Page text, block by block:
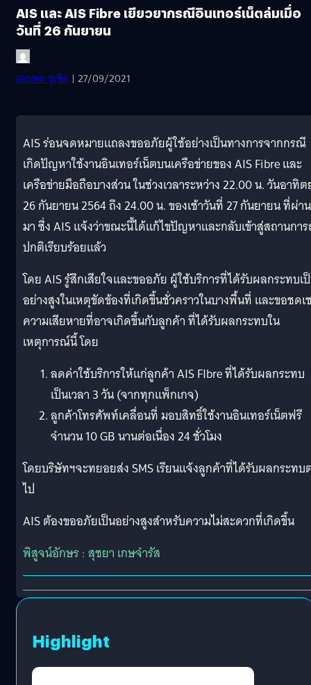
AIS และ AIS Fibre เยียวยากรณีอินเทอร์เน็ตล่มเมื่อ
วันที่ 26 กันยายน
เอกพล ชูเชิด | 27/09/2021
AIS ร่อนจดหมายแถลงขออภัยผู้ใช้อย่างเป็นทางการจากกรณี
เกิดปัญหาใช้งานอินเทอร์เน็ตบนเครือข่ายของ AIS Fibre และ
เครือข่ายมือถือบางส่วน ในช่วงเวลาระหว่าง 22.00 น. วันอาทิ
26 กันยายน 2564 ถึง 24.00 น. ของเช้าวันที่ 27 กันยายน ที่ผ่าน
มา ซึ่ง AIS แจ้งว่าขณะนี้ได้แก้ไขปัญหาและกลับเข้าสู่สถานกา
ปกติเรียบร้อยแล้ว
โดย AIS รู้สึกเสียใจและขออภัย ผู้ใช้บริการที่ได้รับผลกระทบเ
อย่างสูงในเหตุขัดข้องที่เกิดขึ้นชั่วคราวในบางพื้นที่ และขอชดเ
ความเสียหายที่อาจเกิดขึ้นกับลูกค้า ที่ได้รับผลกระทบใน
เหตุการณ์นี้ โดย
ลดค่าใช้บริการให้แก่ลูกค้า AIS FIbre ที่ได้รับผลกระทบ
เป็นเวลา 3 วัน (จากทุกแพ็กเกจ)
ลูกค้าโทรศัพท์เคลื่อนที่ มอบสิทธิ์ใช้งานอินเทอร์เน็ตฟรี
จำนวน 10 GB นานต่อเนื่อง 24 ชั่วโมง
โดยบริษัทฯจะทยอยส่ง SMS เรียนแจ้งลูกค้าที่ได้รับผลกระทบ
ไป
AIS ต้องขออภัยเป็นอย่างสูงสำหรับความไม่สะดวกที่เกิดขึ้น
พิสูจน์อักษร : สุชยา เกษจำรัส
Highlight